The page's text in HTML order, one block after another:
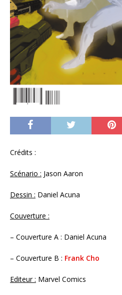
Crédits :
Scénario : Jason Aaron
Dessin : Daniel Acuna
Couverture :
– Couverture A : Daniel Acuna
– Couverture B : Frank Cho
Editeur : Marvel Comics